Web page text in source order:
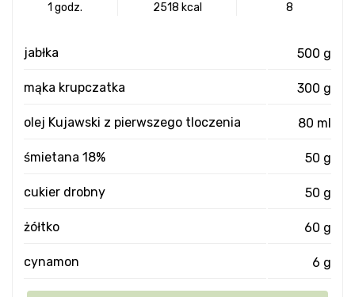
1 godz. 2518 kcal 8
jabłka 500 g
mąka krupczatka 300 g
olej Kujawski z pierwszego tloczenia 80 ml
śmietana 18% 50 g
cukier drobny 50 g
żółtko 60 g
cynamon 6 g